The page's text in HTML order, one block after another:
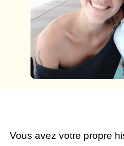
Vous avez votre propre